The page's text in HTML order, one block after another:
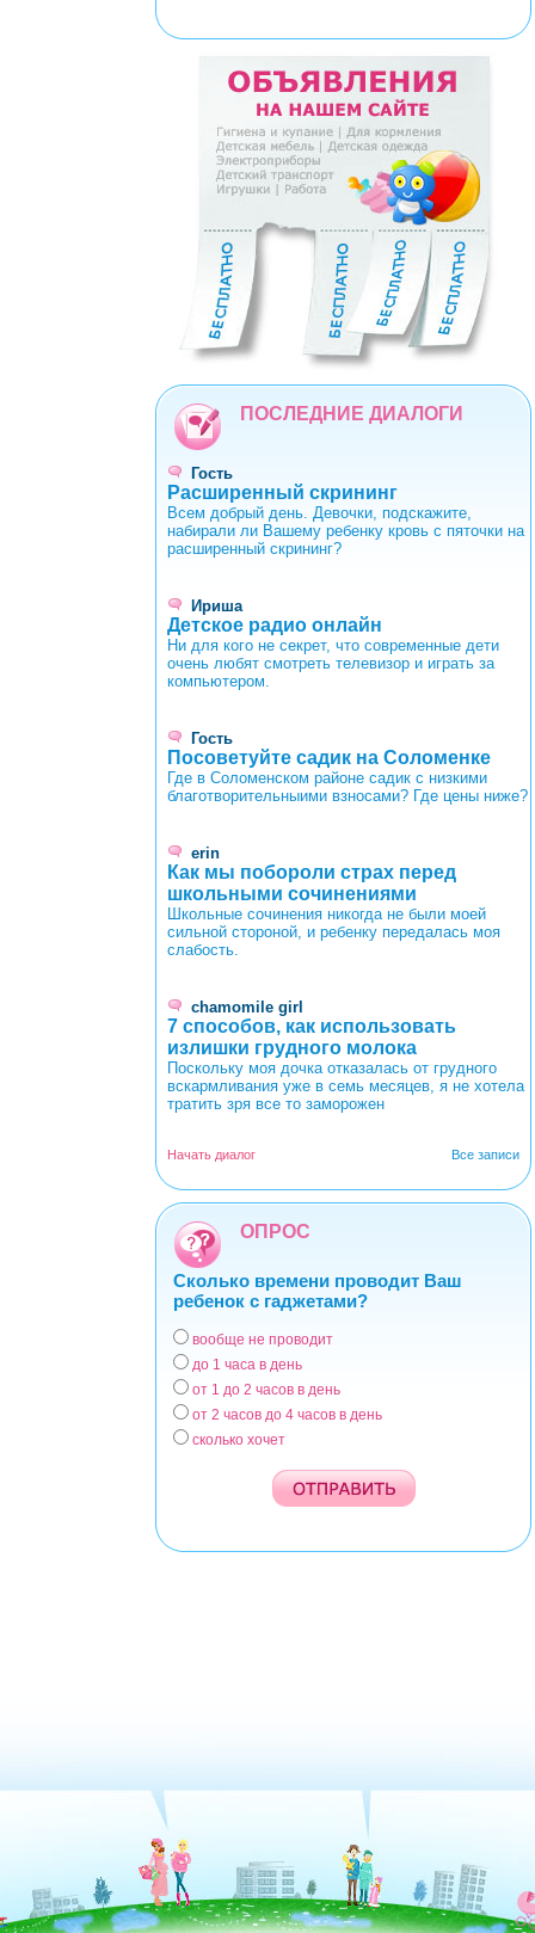
0123456789
ПОСЛЕДНИЕ ДИАЛОГИ
Гость
Расширенный скрининг
Всем добрый день. Девочки, подскажите,
набирали ли Вашему ребенку кровь с пяточки на
расширенный скрининг?
Ириша
Детское радио онлайн
Ни для кого не секрет, что современные дети
очень любят смотреть телевизор и играть за
компьютером.
Гость
Посоветуйте садик на Соломенке
Где в Соломенском районе садик с низкими
благотворительныими взносами? Где цены ниже?
erin
Как мы побороли страх перед
школьными сочинениями
Школьные сочинения никогда не были моей
сильной стороной, и ребенку передалась моя
слабость.
chamomile girl
7 способов, как использовать
излишки грудного молока
Поскольку моя дочка отказалась от грудного
вскармливания уже в семь месяцев, я не хотела
тратить зря все то заморожен
Все записи
Начать диалог
ОПРОС
Сколько времени проводит Ваш
ребенок с гаджетами?
Варианты
вообще не проводит
до 1 часа в день
от 1 до 2 часов в день
от 2 часов до 4 часов в день
сколько хочет